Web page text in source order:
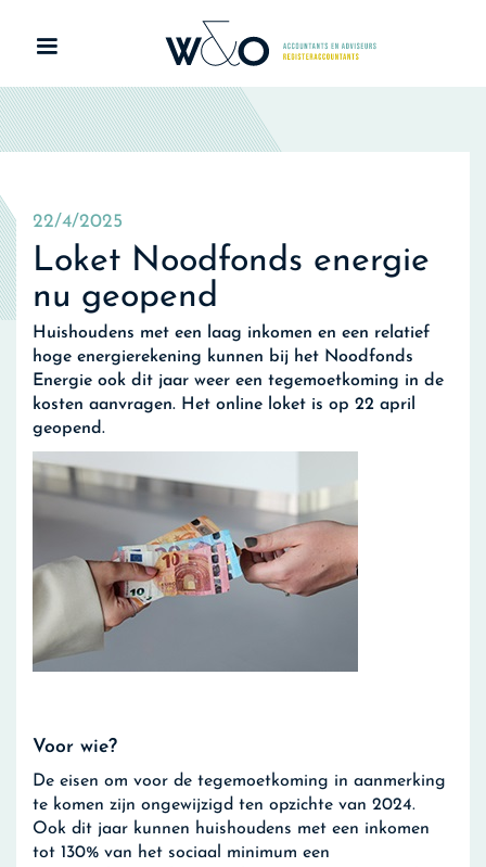
22/4/2025
Loket Noodfonds energie
nu geopend
Huishoudens met een laag inkomen en een relatief
hoge energierekening kunnen bij het Noodfonds
Energie ook dit jaar weer een tegemoetkoming in de
kosten aanvragen. Het online loket is op 22 april
geopend.
Voor wie?
De eisen om voor de tegemoetkoming in aanmerking
te komen zijn ongewijzigd ten opzichte van 2024.
Ook dit jaar kunnen huishoudens met een inkomen
tot 130% van het sociaal minimum een